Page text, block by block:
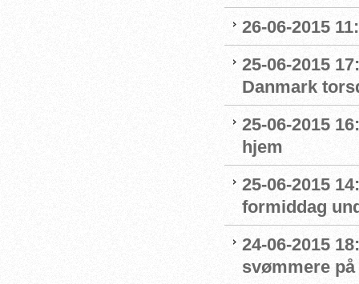
26-06-2015
25-06-2015
Danmark
25-06-2015
hjem
25-06-2015
formiddag
24-06-2015
svømmere